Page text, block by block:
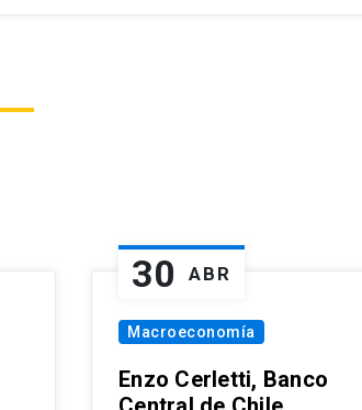
30 ABR
Macroeconomía
Enzo Cerletti, Banco